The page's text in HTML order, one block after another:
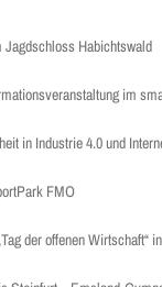
Jagdschloss Habichtswald
im
in Industrie 4.0 und
FMO
der offenen Wirtschaft“